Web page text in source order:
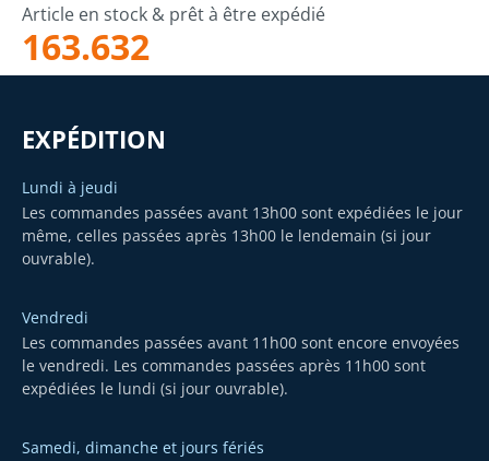
Article en stock & prêt à être expédié
163.632
EXPÉDITION
Lundi à jeudi
Les commandes passées avant 13h00 sont expédiées le jour
même, celles passées après 13h00 le lendemain (si jour
ouvrable).
Vendredi
Les commandes passées avant 11h00 sont encore envoyées
le vendredi. Les commandes passées après 11h00 sont
expédiées le lundi (si jour ouvrable).
Samedi, dimanche et jours fériés